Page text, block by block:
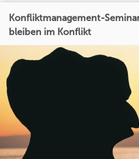
Konfliktmanagement-
bleiben im Konflikt